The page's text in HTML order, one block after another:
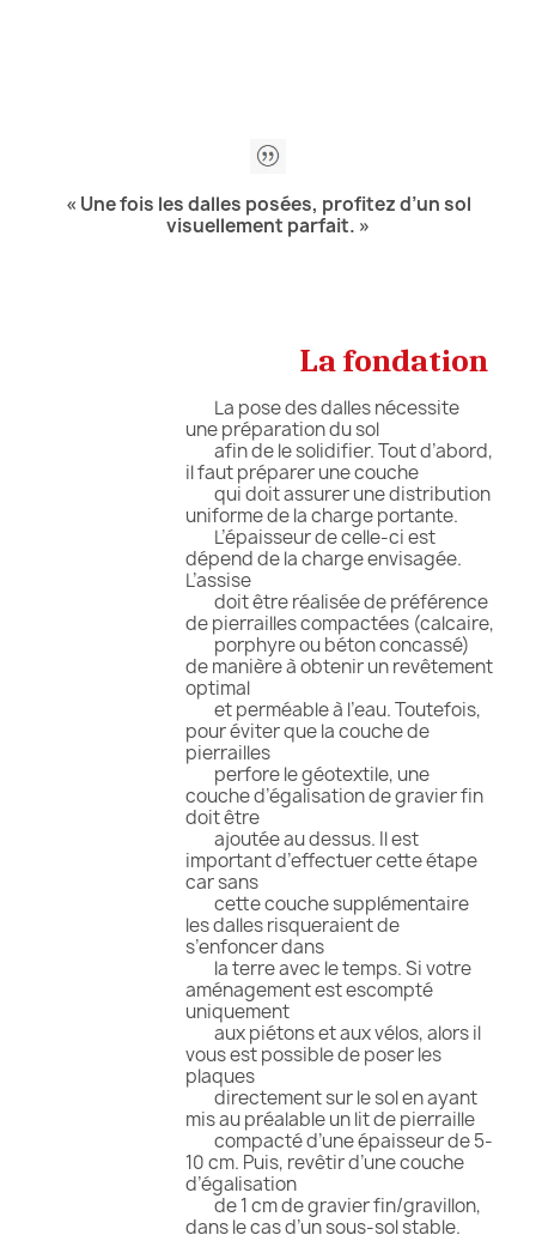
« Une fois les dalles posées, profitez d’un sol
visuellement parfait. »
La fondation
La pose des dalles nécessite
une préparation du sol
afin de le solidifier. Tout d’abord,
il faut préparer une couche
qui doit assurer une distribution
uniforme de la charge portante.
L’épaisseur de celle-ci est
dépend de la charge envisagée.
L’assise
doit être réalisée de préférence
de pierrailles compactées (calcaire,
porphyre ou béton concassé)
de manière à obtenir un revêtement
optimal
et perméable à l’eau. Toutefois,
pour éviter que la couche de
pierrailles
perfore le géotextile, une
couche d’égalisation de gravier fin
doit être
ajoutée au dessus. Il est
important d’effectuer cette étape
car sans
cette couche supplémentaire
les dalles risqueraient de
s’enfoncer dans
la terre avec le temps. Si votre
aménagement est escompté
uniquement
aux piétons et aux vélos, alors il
vous est possible de poser les
plaques
directement sur le sol en ayant
mis au préalable un lit de pierraille
compacté d’une épaisseur de 5-
10 cm. Puis, revêtir d’une couche
d’égalisation
de 1 cm de gravier fin/gravillon,
dans le cas d’un sous-sol stable.